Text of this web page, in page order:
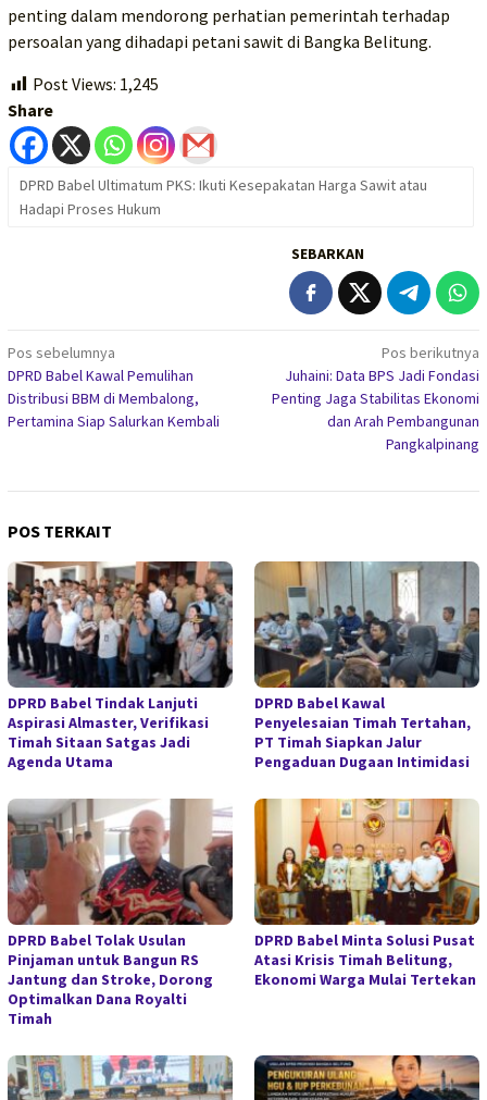
penting dalam mendorong perhatian pemerintah terhadap
persoalan yang dihadapi petani sawit di Bangka Belitung.
Post Views: 1,245
Share
DPRD Babel Ultimatum PKS: Ikuti Kesepakatan Harga Sawit atau
Hadapi Proses Hukum
SEBARKAN
Navigasi
pos
Pos sebelumnya
DPRD Babel Kawal Pemulihan
Distribusi BBM di Membalong,
Pertamina Siap Salurkan Kembali
Pos berikutnya
Juhaini: Data BPS Jadi Fondasi
Penting Jaga Stabilitas Ekonomi
dan Arah Pembangunan
Pangkalpinang
POS TERKAIT
DPRD Babel Tindak Lanjuti
Aspirasi Almaster, Verifikasi
Timah Sitaan Satgas Jadi
Agenda Utama
DPRD Babel Kawal
Penyelesaian Timah Tertahan,
PT Timah Siapkan Jalur
Pengaduan Dugaan Intimidasi
DPRD Babel Tolak Usulan
Pinjaman untuk Bangun RS
Jantung dan Stroke, Dorong
Optimalkan Dana Royalti
Timah
DPRD Babel Minta Solusi Pusat
Atasi Krisis Timah Belitung,
Ekonomi Warga Mulai Tertekan